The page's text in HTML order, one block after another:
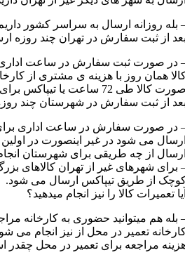
بله روزانه ارسال به سراسر کشور
از ثبت سفارش در تهران چند روزه
در صورت ثبت سفارش در ساعت اداری
همان روز با هزینه ی مشتری از
کالا طی 72 ساعت یا تیپاکس برای تهران ارسال میشود
از ثبت سفارش در شهرستان چند
در صورت سفارش در ساعت اداری
می شود در غیر اینصورت در
از چه طریقی برای شهرستان
برای شهرهای غیر از تهران کالاهای
از طریق تیپاکس ارسال می شود.
تعمیرات کالا را نیز انجام میدهید؟
بله هم میتوانید حضوری به کارخانه
تعمیر در محل از نیز انجام می
مراجعه برای تعمیر در محل چقدر